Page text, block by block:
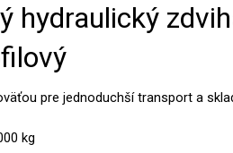
hydraulický
pre jednoduchší transport a
kg